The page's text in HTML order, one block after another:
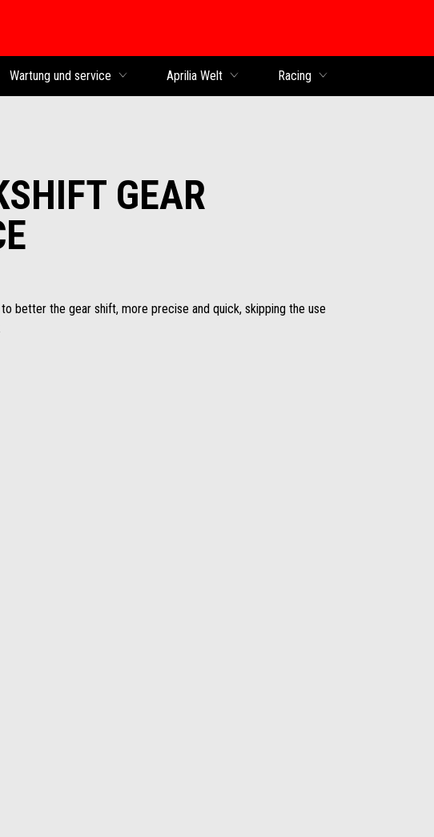
Wartung und service Aprilia Welt Racing
GEAR
better the gear shift, more precise and quick, skipping the use